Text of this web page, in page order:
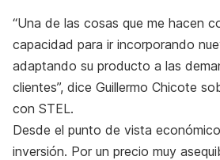
“Una de las cosas que me hacen
capacidad para ir incorporando
adaptando su producto a las
clientes”, dice Guillermo Chicote
con STEL.
Desde el punto de vista
inversión. Por un precio muy